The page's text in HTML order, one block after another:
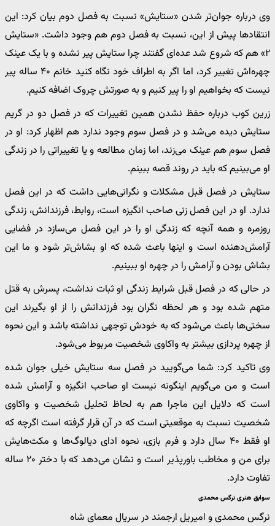
وی درباره جوان‌تر شدن «ستایش» نسبت به فصل دوم بیان کرد: این
انتقاد‌ها پیش از این، نسبت به فصل دوم هم وجود داشت. «ستایش
۲» هم که شروع شد عده‌ای گفتند چرا ستایش پیر نشده و با یک عینک
چهره‌اش تغییر کرد، اما اگر به اطراف خود نگاه کنید خانم ۴۰ ساله پیر
نیست که بخواهیم او را پیر کنیم و به صورتش چروک اضافه کنیم.
زرین کوب درباره حفظ نشدن همین تغییرات که در فصل دو در گریم
ستایش دیده می‌شد و در فصل سوم وجود ندارد هم اظهار کرد: او در
فصل سوم هم عینک می‌زند، اما زمان مطالعه و یا تغییراتی را در زندگی
او می‌بینیم که باید در روند قصه ببینم.
ستایش در فصل قبل مشکلات و نگرانی‌هایی داشت که در این فصل
ندارد. او در این فصل زنی صاحب انگیزه است، روابط، فرزندانش، زندگی
روزمره و همه آنچه که زندگی او را در این فصل می‌سازد در فضایی
آرامش‌دهنده است و اینها باعث شده که او بشاش‌تر شود و ما این
بشاش بودن و آرامش را در چهره او ببینیم.
در حالی که در فصل قبل شرایط زندگی او ثبات نداشت، پسرش به قتل
متهم شده بود و هر لحظه نگران بود فرزندانش را از او بگیرند این
سختی‌ها باعث می‌شود که به خودش توجهی نداشته باشد و این نحوه
از چهره پردازی بیشتر به واکاوی شخصیت مربوط می‌شود.
وی تاکید کرد: شما می‌گویید در فصل سه ستایش خیلی جوان شده
است و من می‌گویم اینگونه نیست او صاحب انگیزه و آرامش شده
است که دلایل این ماجرا هم به لحاظ تحلیل شخصیت و واکاوی
شخصیت نسبت به موقعیتی است که در آن قرار گرفته است اگرچه که
او فقط ۴۰ سال دارد و فرم بازی، نحوه ادای دیالوگ‌ها و مکث‌هایش
برای من و مخاطب باورپذیر است و نشان می‌دهد که با دختر ۲۰ ساله
تفاوت دارد.
سوابق هنری نرگس محمدی
نرگس محمدی و امیریل ارجمند در سریال معمای شاه